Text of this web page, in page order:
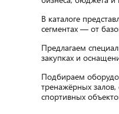
В каталоге
сегментах — от
Предлагаем
закупках и
Подбираем
тренажёрных
спортивных